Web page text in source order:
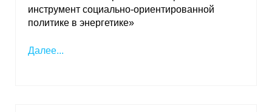
инструмент социально-ориентированной
политике в энергетике»
Далее...